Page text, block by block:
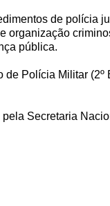
de polícia
organização
pública.
Polícia Militar
Secretaria